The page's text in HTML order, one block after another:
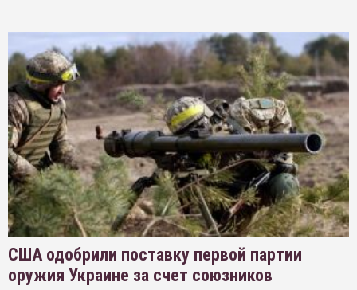
США одобрили поставку первой партии
оружия Украине за счет союзников